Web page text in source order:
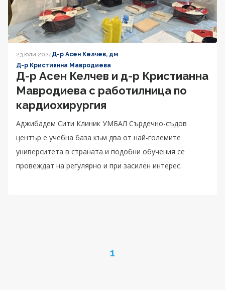
23 юли 2024Д-р Асен Келчев, дм
Д-р Кристиянна Мавродиева
Д-р Асен Келчев и д-р Кристианна
Мавродиева с работилница по
кардиохирургия
Аджибадем Сити Клиник УМБАЛ Сърдечно-съдов
център е учебна база към два от най-големите
университета в страната и подобни обучения се
провеждат на регулярно и при засилен интерес.
Page
1